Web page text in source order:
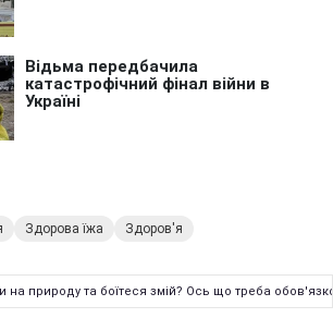
Здорова їжа Здоров'я
на природу та боїтеся змій? Ось що треба